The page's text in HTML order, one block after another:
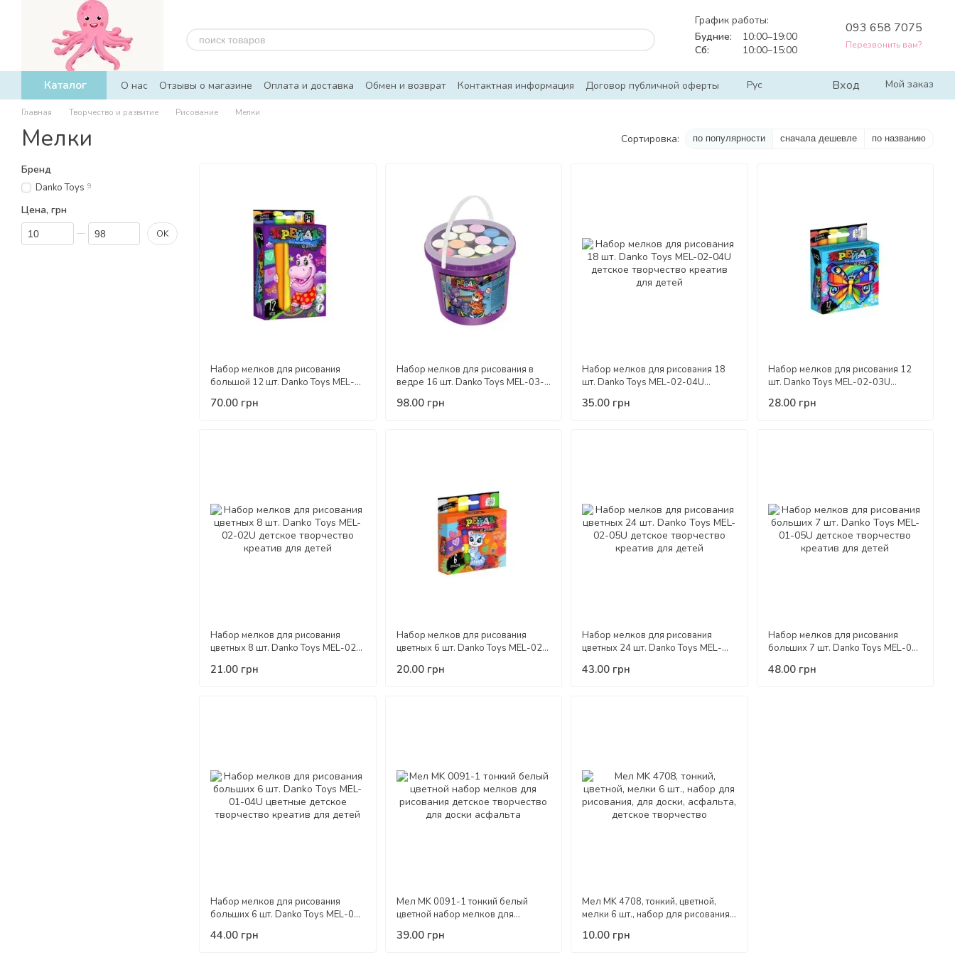
Перейти к основному контенту
График работы:
Будние:
10:00–19:00
Сб:
10:00–15:00
093 658 7075
Перезвонить вам?
Каталог О нас Отзывы о магазине Оплата и доставка Обмен и возврат Контактная информация Договор публичной оферты Рус Вход Мой заказ
Главная Творчество и развитие Рисование Мелки
Мелки Сортировка: по популярности сначала дешевле по названию
Набор мелков для рисования
большой 12 шт. Danko Toys MEL-
творчество креатив для детей
70.00 грн
Набор мелков для рисования в
ведре 16 шт. Danko Toys MEL-03-
креатив для детей
98.00 грн
Набор мелков для рисования 18
шт. Danko Toys MEL-02-04U
детей
35.00 грн
Набор мелков для рисования 12
шт. Danko Toys MEL-02-03U
детей
28.00 грн
Набор мелков для рисования
цветных 8 шт. Danko Toys MEL-02-
для детей
21.00 грн
Набор мелков для рисования
цветных 6 шт. Danko Toys MEL-02-
для детей
20.00 грн
Набор мелков для рисования
цветных 24 шт. Danko Toys MEL-
креатив для детей
43.00 грн
Набор мелков для рисования
больших 7 шт. Danko Toys MEL-01-
для детей
48.00 грн
Набор мелков для рисования
больших 6 шт. Danko Toys MEL-01-
креатив для детей
44.00 грн
Мел MK 0091-1 тонкий белый
цветной набор мелков для
доски асфальта
39.00 грн
Мел MK 4708, тонкий, цветной,
мелки 6 шт., набор для рисования,
творчество
10.00 грн
Бренд
Danko Toys 9
Цена, грн
От Цена, грн
До Цена, грн OK